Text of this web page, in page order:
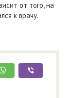
от того, на
к врачу.